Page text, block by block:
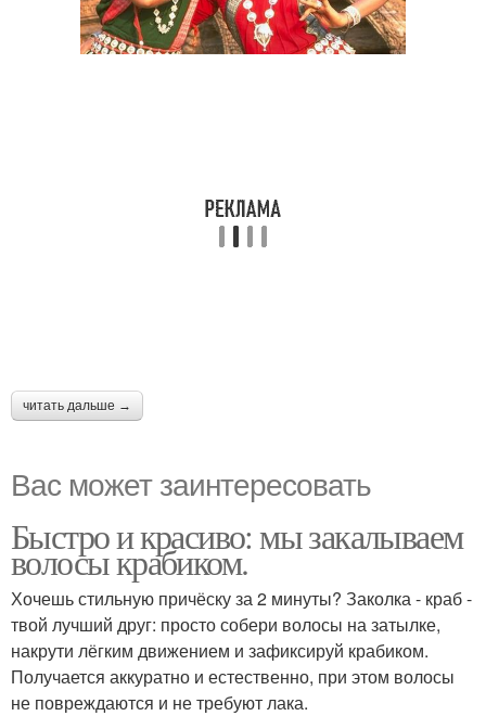
читать дальше →
Вас может заинтересовать
Быстро и красиво: мы закалываем
волосы крабиком.
Хочешь стильную причёску за 2 минуты? Заколка - краб -
твой лучший друг: просто собери волосы на затылке,
накрути лёгким движением и зафиксируй крабиком.
Получается аккуратно и естественно, при этом волосы
не повреждаются и не требуют лака.